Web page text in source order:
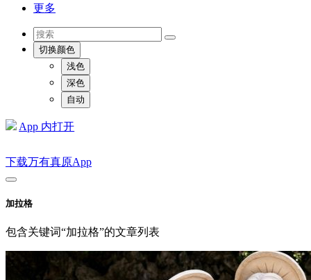
更多
切换颜色
浅色
深色
自动
App 内打开
下载万有真原App
加拉格
包含关键词“加拉格”的文章列表